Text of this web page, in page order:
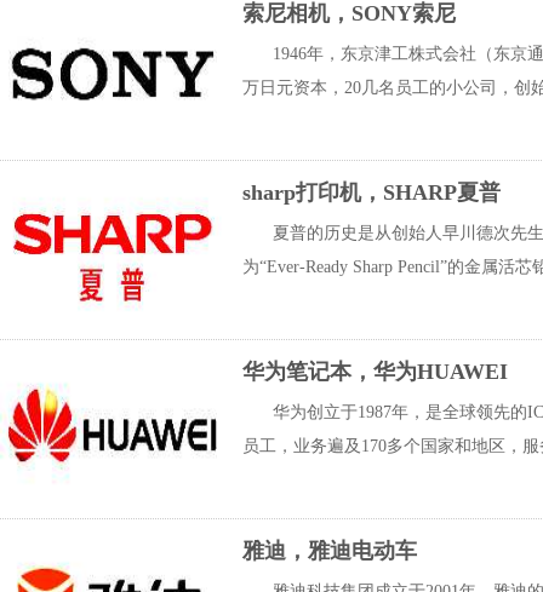
索尼相机，SONY索尼
1946年，东京津工株式会社（东京
万日元资本，20几名员工的小公司，创
sharp打印机，SHARP夏普
夏普的历史是从创始人早川德次先
为“Ever-Ready Sharp Pencil”的金属活
华为笔记本，华为HUAWEI
华为创立于1987年，是全球领先的
员工，业务遍及170多个国家和地区，
雅迪，雅迪电动车